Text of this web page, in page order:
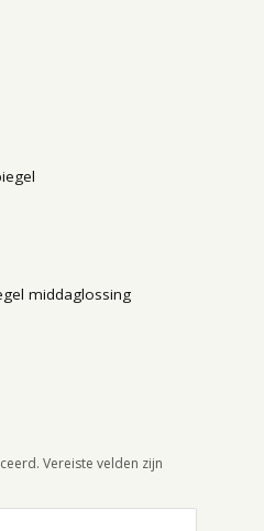
middaglossing
Vereiste velden zijn